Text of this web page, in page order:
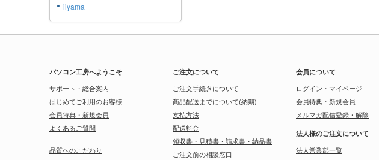
iiyama
パソコン工房へようこそ
サポート・総合案内
はじめてご利用のお客様
会員特典・新規会員
よくあるご質問
品質へのこだわり
ご注文について
ご注文手続きについて
商品配送までについて(納期)
支払方法
配送料金
領収書・見積書・請求書・納品書
ご注文前の相談窓口
会員について
ログイン・マイページ
会員特典・新規会員
メルマガ配信登録・解除
法人様のご注文について
法人営業部一覧